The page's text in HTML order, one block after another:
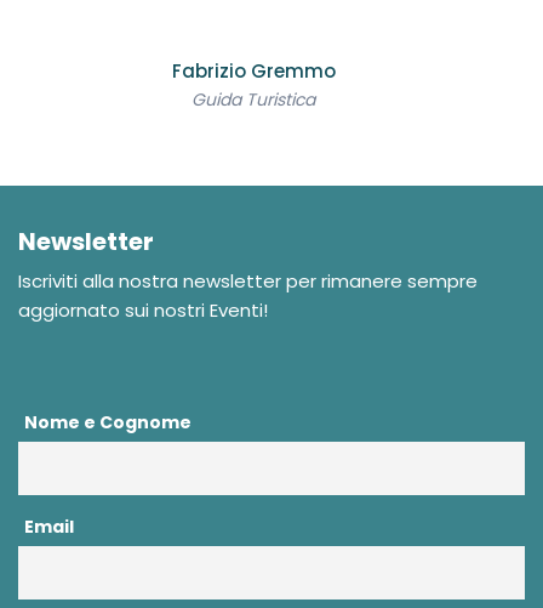
Fabrizio Gremmo
Guida Turistica
Newsletter
Iscriviti alla nostra newsletter per rimanere sempre
aggiornato sui nostri Eventi!
Nome e Cognome
Email